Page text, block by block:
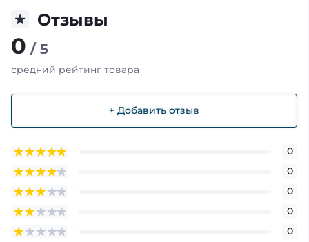
Отзывы
0 / 5
средний рейтинг товара
+ Добавить отзыв
0
0
0
0
0